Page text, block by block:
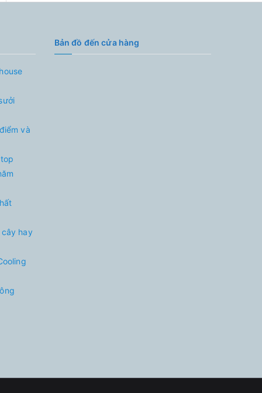
và
hay
Bản đồ đến cửa hàng